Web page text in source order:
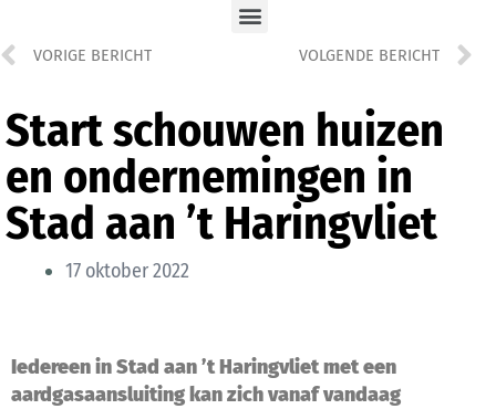
VORIGE BERICHT VOLGENDE BERICHT
Start schouwen huizen
en ondernemingen in
Stad aan ’t Haringvliet
17 oktober 2022
Iedereen in Stad aan ’t Haringvliet met een
aardgasaansluiting kan zich vanaf vandaag